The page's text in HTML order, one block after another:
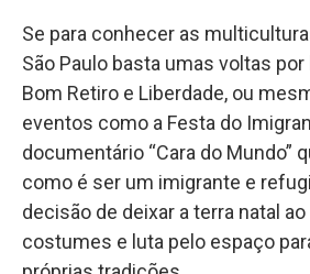
Se para conhecer as
São Paulo basta umas voltas
Bom Retiro e Liberdade, ou
eventos como a Festa do
documentário “Cara do Mundo”
como é ser um imigrante e
decisão de deixar a terra natal
costumes e luta pelo espaço